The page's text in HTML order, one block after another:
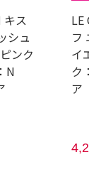
キス
シュ
ンク
N
LE
フ
イ
ク
ア